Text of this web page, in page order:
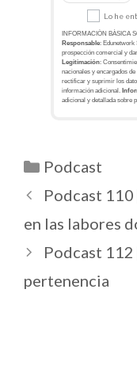
INFORMACIÓN BÁSICA
Responsable: Edunetwork
prospección comercial y
Legitimación:
nacionales y encargados
rectificar y suprimir los
información adicional.
adicional y detallada sobre
Lo he
Podcast
Podcast
en las labores
Podcast
pertenencia